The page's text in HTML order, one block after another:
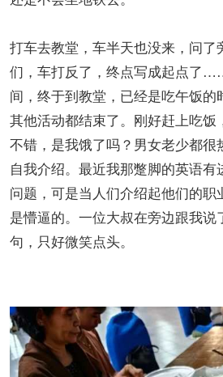
打车去教堂，车半天也没来，问了
们，车打反了，终点写成起点了
间，终于到教堂，已经是吃午饭
其他活动都结束了。刚好赶上吃饭
不错，是我饿了吗？男女老少都很
自我介绍。最近我那蹩脚的英语
问题，可是当人们介绍起他们的
是懵逼的。一位大叔在旁边跟我
句，只好微笑点头。